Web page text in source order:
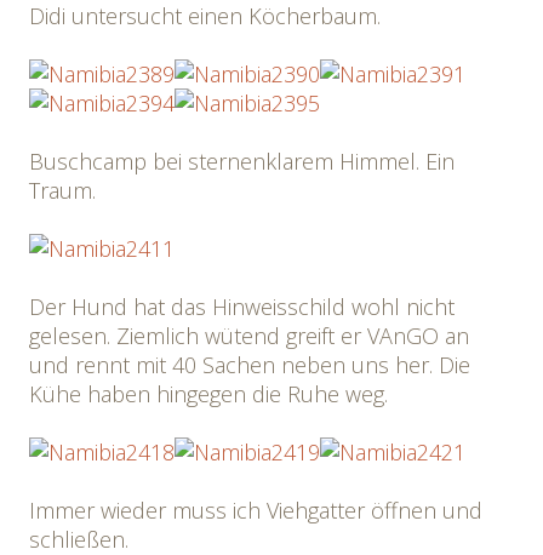
Didi untersucht einen Köcherbaum.
Buschcamp bei sternenklarem Himmel. Ein
Traum.
Der Hund hat das Hinweisschild wohl nicht
gelesen. Ziemlich wütend greift er VAnGO an
und rennt mit 40 Sachen neben uns her. Die
Kühe haben hingegen die Ruhe weg.
Immer wieder muss ich Viehgatter öffnen und
schließen.